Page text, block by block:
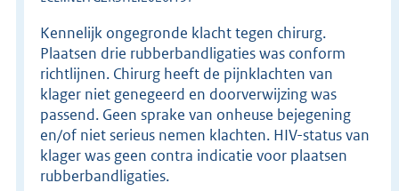
Kennelijk ongegronde klacht tegen chirurg.
Plaatsen drie rubberbandligaties was conform
richtlijnen. Chirurg heeft de pijnklachten van
klager niet genegeerd en doorverwijzing was
passend. Geen sprake van onheuse bejegening
en/of niet serieus nemen klachten. HIV-status van
klager was geen contra indicatie voor plaatsen
rubberbandligaties.